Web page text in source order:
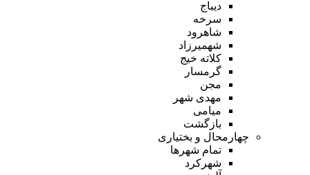
دیباج
سرخه
شاهرود
شهمیرزاد
کلاته خیج
گرمسار
مجن
مهدی شهر
میامی
بازگشت
چهارمحال و بختیاری
تمام شهر‌ها
شهرکرد